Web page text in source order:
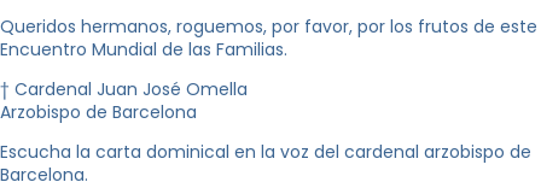
Queridos hermanos, roguemos, por favor, por los frutos de este
Encuentro Mundial de las Familias.
† Cardenal Juan José Omella
Arzobispo de Barcelona
Escucha la carta dominical en la voz del cardenal arzobispo de
Barcelona.